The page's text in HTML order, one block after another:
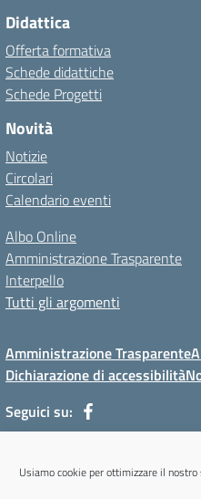
Usiamo cookie per ottimizzare il
Didattica
Offerta formativa
Schede didattiche
Schede Progetti
Novità
Notizie
Circolari
Calendario eventi
Albo Online
Amministrazione Trasparente
Interpello
Tutti gli argomenti
Amministrazione Trasparente
Dichiarazione di accessibilità
Seguici su:
Via Mur di Cadola, 12 - 32100